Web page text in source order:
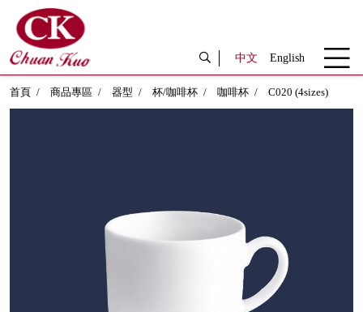
中文 English
首頁 商品專區 器型 杯/咖啡杯 咖啡杯 C020 (4sizes)